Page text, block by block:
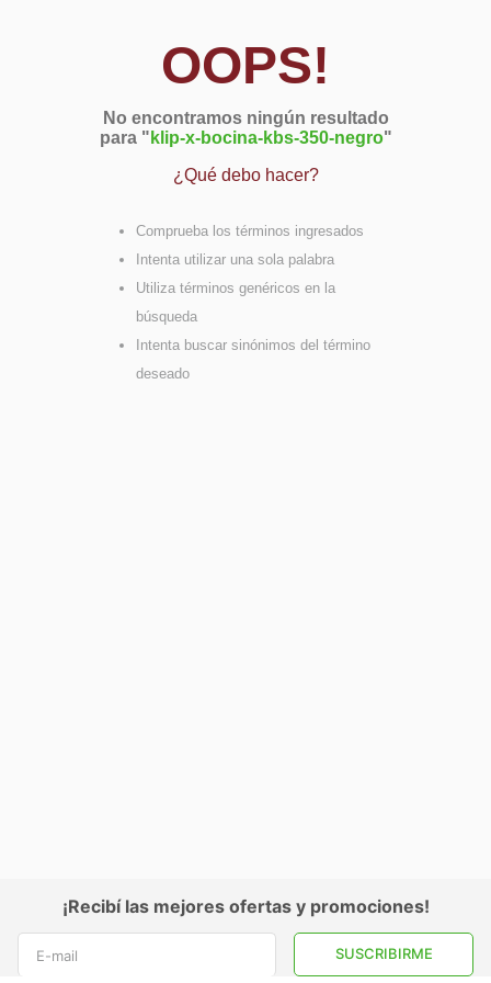
OOPS!
No encontramos ningún resultado
para " klip-x-bocina-kbs-350-negro"
¿Qué debo hacer?
Comprueba los términos ingresados
Intenta utilizar una sola palabra
Utiliza términos genéricos en la
búsqueda
Intenta buscar sinónimos del término
deseado
¡Recibí las mejores ofertas y promociones!
SUSCRIBIRME